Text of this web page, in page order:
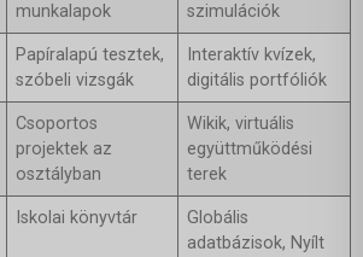
munkalapok
szimulációk
Papíralapú tesztek,
szóbeli vizsgák
Interaktív kvízek,
digitális portfóliók
Csoportos
projektek az
osztályban
Wikik, virtuális
együttműködési
terek
Iskolai könyvtár
Globális
adatbázisok, Nyílt